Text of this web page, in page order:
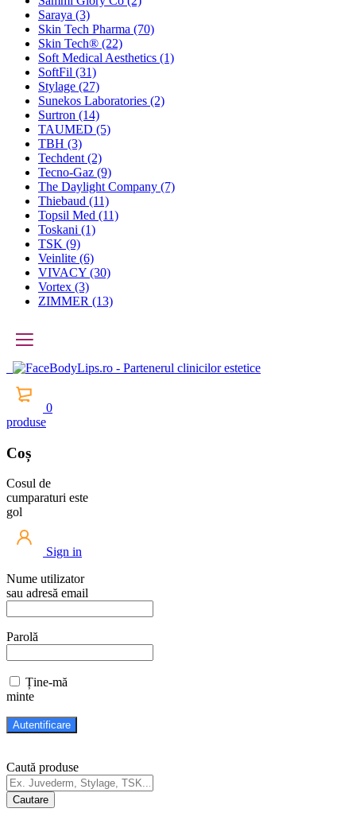
Saraya (3)
Skin Tech Pharma (70)
Skin Tech® (22)
Soft Medical Aesthetics (1)
SoftFil (31)
Stylage (27)
Sunekos Laboratories (2)
Surtron (14)
TAUMED (5)
TBH (3)
Techdent (2)
Tecno-Gaz (9)
The Daylight Company (7)
Thiebaud (11)
Topsil Med (11)
Toskani (1)
TSK (9)
Veinlite (6)
VIVACY (30)
Vortex (3)
ZIMMER (13)
0
produse
Coș
Cosul de
cumparaturi este
gol
Sign in
Nume utilizator
sau adresă email
Parolă
Ține-mă
minte
Caută produse